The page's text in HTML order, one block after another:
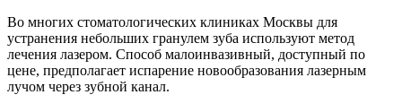
Во многих стоматологических клиниках Москвы для
устранения небольших гранулем зуба используют метод
лечения лазером. Способ малоинвазивный, доступный по
цене, предполагает испарение новообразования лазерным
лучом через зубной канал.